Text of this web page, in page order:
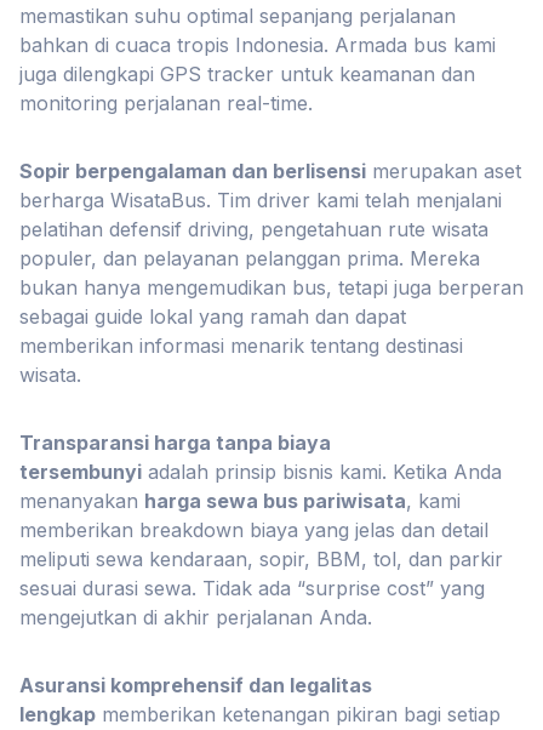
memastikan suhu optimal sepanjang perjalanan
bahkan di cuaca tropis Indonesia. Armada bus kami
juga dilengkapi GPS tracker untuk keamanan dan
monitoring perjalanan real-time.
Sopir berpengalaman dan berlisensi merupakan aset
berharga WisataBus. Tim driver kami telah menjalani
pelatihan defensif driving, pengetahuan rute wisata
populer, dan pelayanan pelanggan prima. Mereka
bukan hanya mengemudikan bus, tetapi juga berperan
sebagai guide lokal yang ramah dan dapat
memberikan informasi menarik tentang destinasi
wisata.
Transparansi harga tanpa biaya
tersembunyi adalah prinsip bisnis kami. Ketika Anda
menanyakan harga sewa bus pariwisata, kami
memberikan breakdown biaya yang jelas dan detail
meliputi sewa kendaraan, sopir, BBM, tol, dan parkir
sesuai durasi sewa. Tidak ada “surprise cost” yang
mengejutkan di akhir perjalanan Anda.
Asuransi komprehensif dan legalitas
lengkap memberikan ketenangan pikiran bagi setiap